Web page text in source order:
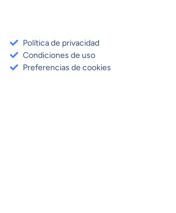
Política de privacidad
Condiciones de uso
Preferencias de cookies